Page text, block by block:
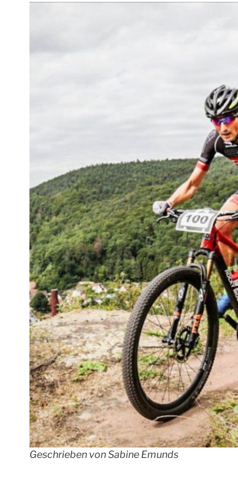
Geschrieben von Sabine Emunds